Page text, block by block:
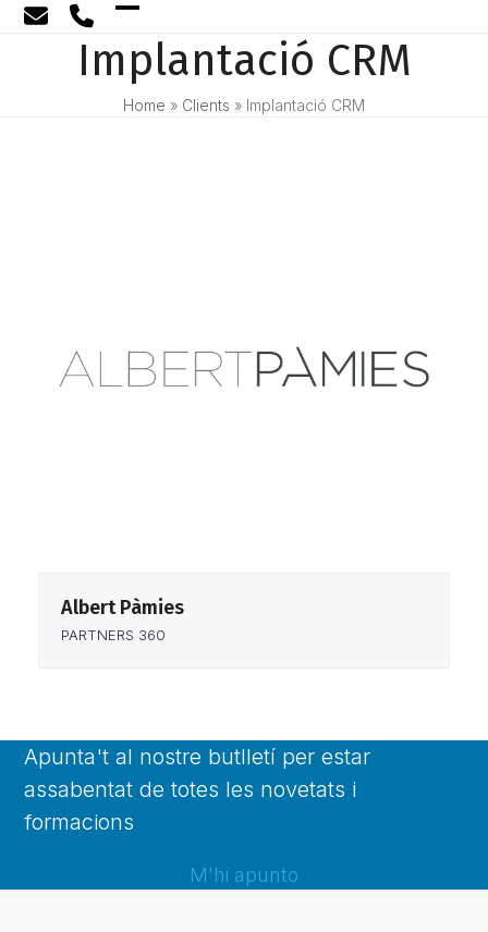
Skip
mobile
menu
mobile
menu
Implantació CRM
Home » Clients » Implantació CRM
Albert Pàmies
PARTNERS 360
Apunta't al nostre butlletí per estar
assabentat de totes les novetats i
formacions
M'hi apunto